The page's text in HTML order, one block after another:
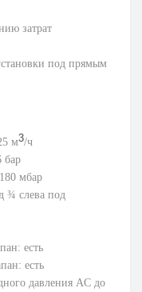
затрат
под прямым
м3/ч
бар
мбар
¾ слева под
есть
есть
давления AC до